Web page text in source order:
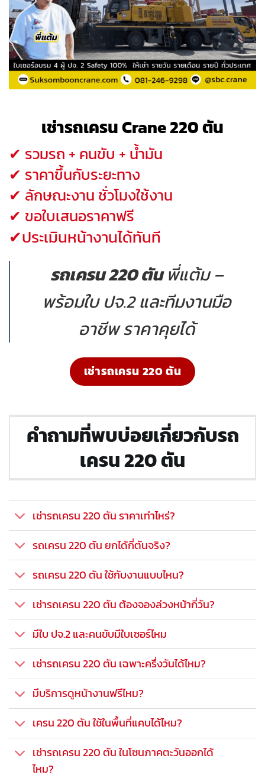
เช่ารถเครน Crane 220 ตัน
✔ รวมรถ + คนขับ + น้ำมัน
✔ ราคาขึ้นกับระยะทาง
✔ ลักษณะงาน ชั่วโมงใช้งาน
✔ ขอใบเสนอราคาฟรี
✔ประเมินหน้างานได้ทันที
รถเครน 220 ตันพี่แต้ม –
พร้อมใบ ปจ.2 และทีมงานมือ
อาชีพ ราคาคุยได้
เช่ารถเครน 220 ตัน
คำถามที่พบบ่อยเกี่ยวกับรถ
เครน 220 ตัน
เช่ารถเครน 220 ตัน ราคาเท่าไหร่?
รถเครน 220 ตัน ยกได้กี่ตันจริง?
รถเครน 220 ตัน ใช้กับงานแบบไหน?
เช่ารถเครน 220 ตัน ต้องจองล่วงหน้ากี่วัน?
มีใบ ปจ.2 และคนขับมีใบเซอร์ไหม
เช่ารถเครน 220 ตัน เฉพาะครึ่งวันได้ไหม?
มีบริการดูหน้างานฟรีไหม?
เครน 220 ตัน ใช้ในพื้นที่แคบได้ไหม?
เช่ารถเครน 220 ตัน ในโซนภาคตะวันออกได้
ไหม?